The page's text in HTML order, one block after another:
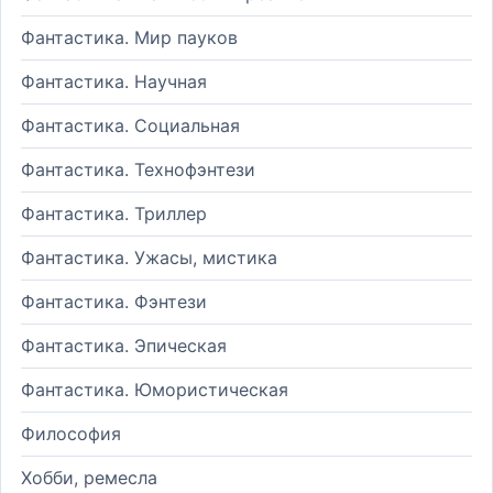
Фантастика. Мир пауков
Фантастика. Научная
Фантастика. Социальная
Фантастика. Технофэнтези
Фантастика. Триллер
Фантастика. Ужасы, мистика
Фантастика. Фэнтези
Фантастика. Эпическая
Фантастика. Юмористическая
Философия
Хобби, ремесла